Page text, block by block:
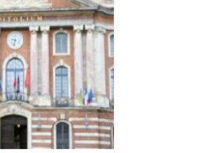
comme une
les avions qui